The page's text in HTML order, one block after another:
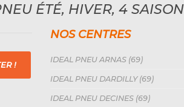
ÉTÉ, HIVER, 4
!
NOS CENTRES
IDEAL PNEU ARNAS (69)
IDEAL PNEU DARDILLY (69)
IDEAL PNEU DECINES (69)